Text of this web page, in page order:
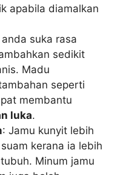
apabila diamalkan
suka rasa
sedikit
Madu
seperti
membantu
luka.
: Jamu kunyit lebih
kerana ia lebih
Minum jamu